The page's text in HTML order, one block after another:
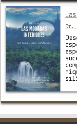
Dr.